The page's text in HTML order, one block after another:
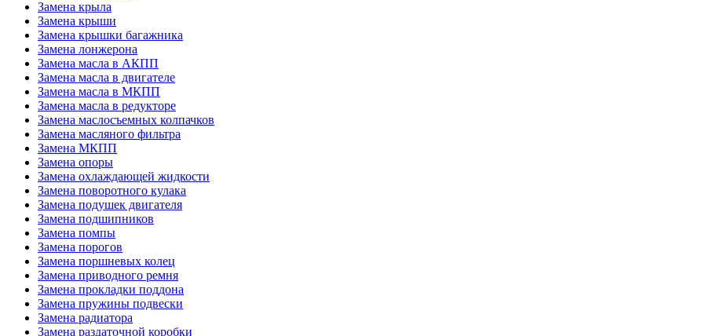
Замена крыла
Замена крыши
Замена крышки багажника
Замена лонжерона
Замена масла в АКПП
Замена масла в двигателе
Замена масла в МКПП
Замена масла в редукторе
Замена маслосъемных колпачков
Замена масляного фильтра
Замена МКПП
Замена опоры
Замена охлаждающей жидкости
Замена поворотного кулака
Замена подушек двигателя
Замена подшипников
Замена помпы
Замена порогов
Замена поршневых колец
Замена приводного ремня
Замена прокладки поддона
Замена пружины подвески
Замена радиатора
Замена раздаточной коробки